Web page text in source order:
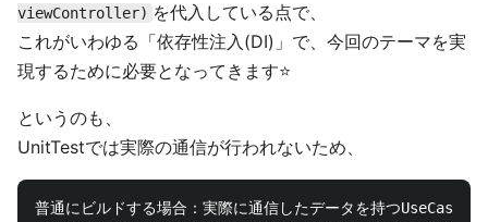
viewController) を代入している点で、
これがいわゆる「依存性注入(DI)」で、今回のテーマを実
現するために必要となってきます⭐️
というのも、
UnitTestでは実際の通信が行われないため、
普通にビルドする場合：実際に通信したデータを持つUseCaseを